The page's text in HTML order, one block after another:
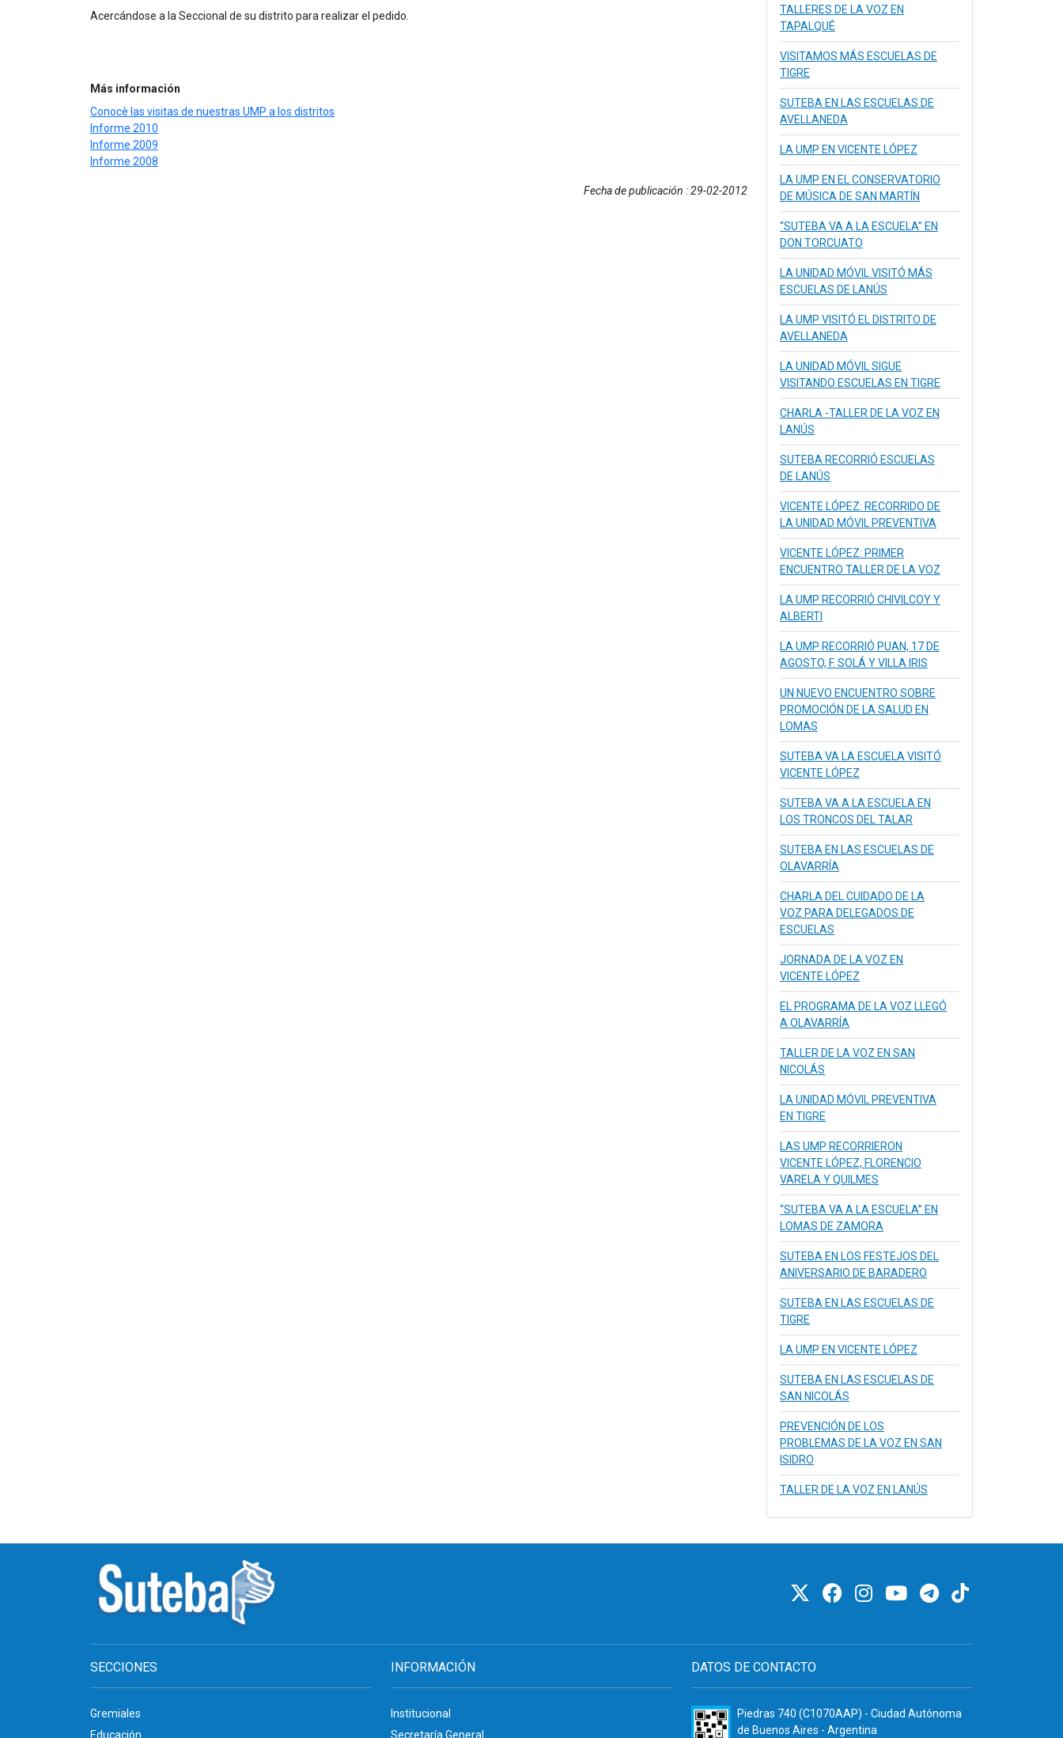
Acercándose a la Seccional de su distrito para realizar el pedido.
Más información
Conocè las visitas de nuestras UMP a los distritos
Informe 2010
Informe 2009
Informe 2008
Fecha de publicación : 29-02-2012
TALLERES DE LA VOZ EN
TAPALQUÉ
VISITAMOS MÁS ESCUELAS DE
TIGRE
SUTEBA EN LAS ESCUELAS DE
AVELLANEDA
LA UMP EN VICENTE LÓPEZ
LA UMP EN EL CONSERVATORIO
DE MÚSICA DE SAN MARTÍN
“SUTEBA VA A LA ESCUELA” EN
DON TORCUATO
LA UNIDAD MÓVIL VISITÓ MÁS
ESCUELAS DE LANÚS
LA UMP VISITÓ EL DISTRITO DE
AVELLANEDA
LA UNIDAD MÓVIL SIGUE
VISITANDO ESCUELAS EN TIGRE
CHARLA -TALLER DE LA VOZ EN
LANÚS
SUTEBA RECORRIÓ ESCUELAS
DE LANÚS
VICENTE LÓPEZ: RECORRIDO DE
LA UNIDAD MÓVIL PREVENTIVA
VICENTE LÓPEZ: PRIMER
ENCUENTRO TALLER DE LA VOZ
LA UMP RECORRIÓ CHIVILCOY Y
ALBERTI
LA UMP RECORRIÓ PUAN, 17 DE
AGOSTO, F. SOLÁ Y VILLA IRIS
UN NUEVO ENCUENTRO SOBRE
PROMOCIÓN DE LA SALUD EN
LOMAS
SUTEBA VA LA ESCUELA VISITÓ
VICENTE LÓPEZ
SUTEBA VA A LA ESCUELA EN
LOS TRONCOS DEL TALAR
SUTEBA EN LAS ESCUELAS DE
OLAVARRÍA
CHARLA DEL CUIDADO DE LA
VOZ PARA DELEGADOS DE
ESCUELAS
JORNADA DE LA VOZ EN
VICENTE LÓPEZ
EL PROGRAMA DE LA VOZ LLEGÓ
A OLAVARRÍA
TALLER DE LA VOZ EN SAN
NICOLÁS
LA UNIDAD MÓVIL PREVENTIVA
EN TIGRE
LAS UMP RECORRIERON
VICENTE LÓPEZ, FLORENCIO
VARELA Y QUILMES
“SUTEBA VA A LA ESCUELA” EN
LOMAS DE ZAMORA
SUTEBA EN LOS FESTEJOS DEL
ANIVERSARIO DE BARADERO
SUTEBA EN LAS ESCUELAS DE
TIGRE
LA UMP EN VICENTE LÓPEZ
SUTEBA EN LAS ESCUELAS DE
SAN NICOLÁS
PREVENCIÓN DE LOS
PROBLEMAS DE LA VOZ EN SAN
ISIDRO
TALLER DE LA VOZ EN LANÚS
SECCIONES
Gremiales
Educación
INFORMACIÓN
Institucional
Secretaría General
DATOS DE CONTACTO
Piedras 740 (C1070AAP) - Ciudad Autónoma
de Buenos Aires - Argentina